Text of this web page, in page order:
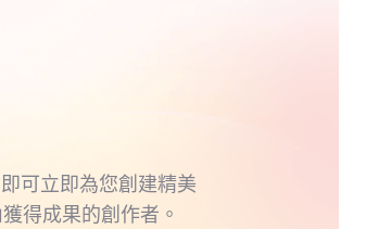
可立即為您創建精美
得成果的創作者。